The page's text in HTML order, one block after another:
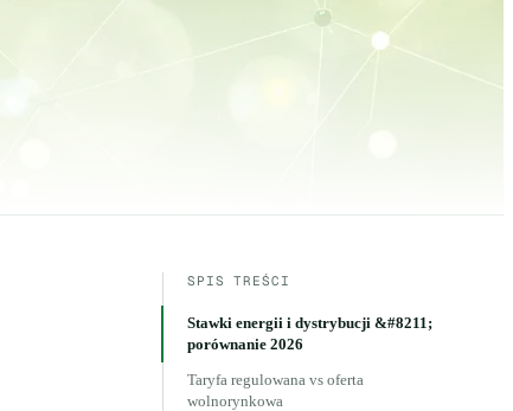
SPIS TREŚCI
Stawki energii i dystrybucji &#8211;
porównanie 2026
Taryfa regulowana vs oferta
wolnorynkowa